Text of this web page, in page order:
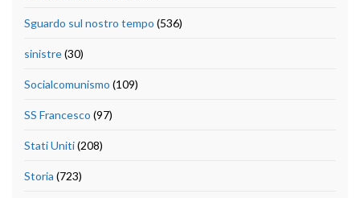
Sguardo sul nostro tempo (536)
sinistre(30)
Socialcomunismo (109)
SS Francesco (97)
Stati Uniti(208)
Storia (723)